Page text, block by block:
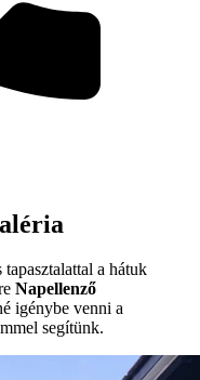
a hátuk
Napellenző
igénybe venni a
segítünk.